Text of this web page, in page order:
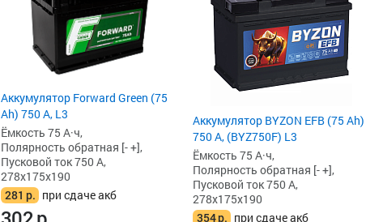
Аккумулятор Forward Green (75
Ah) 750 А, L3
Ёмкость 75 А·ч,
Полярность обратная [- +],
Пусковой ток 750 А,
278x175x190
281 р. при сдаче акб
Аккумулятор BYZON EFB (75 Ah)
750 А, (BYZ750F) L3
Ёмкость 75 А·ч,
Полярность обратная [- +],
Пусковой ток 750 А,
278x175x190
354р. при сдаче акб